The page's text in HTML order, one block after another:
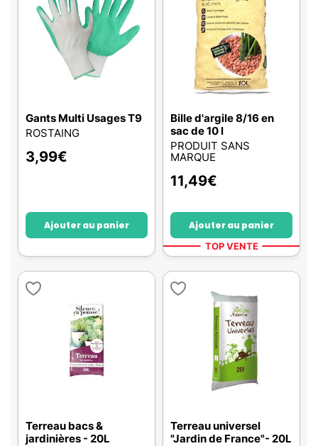
Gants Multi Usages T9
ROSTAING
3,99€
Ajouter au panier
Bille d'argile 8/16 en
sac de 10 l
PRODUIT SANS
MARQUE
11,49€
Ajouter au panier
TOP VENTE
Terreau bacs &
jardinières - 20L
Terreau universel
"Jardin de France"- 20L